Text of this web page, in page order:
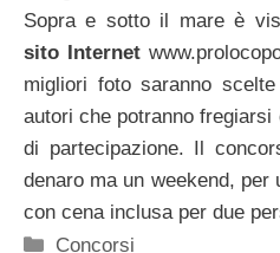
Sopra e sotto il mare è
sito Internet
migliori foto saranno
autori che potranno
di partecipazione. Il
denaro ma un weekend, per
con cena inclusa per due
Categorie
Concorsi